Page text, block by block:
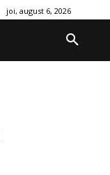
joi, august 6, 2026